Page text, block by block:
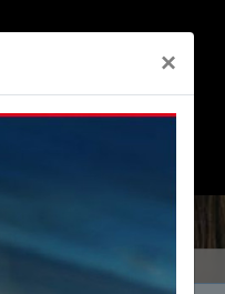
Prossimamente
×